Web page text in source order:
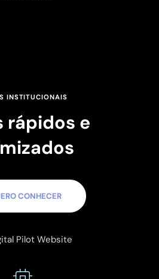
INSTITUCIONAIS
rápidos e
CONHECER